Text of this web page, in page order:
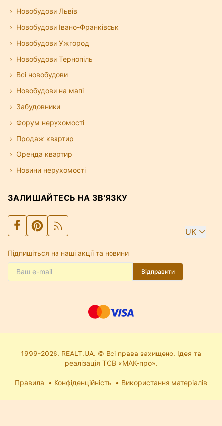
Новобудови Львів
Новобудови Івано-Франківськ
Новобудови Ужгород
Новобудови Тернопіль
Всі новобудови
Новобудови на мапі
Забудовники
Форум нерухомості
Продаж квартир
Оренда квартир
Новини нерухомості
ЗАЛИШАЙТЕСЬ НА ЗВ'ЯЗКУ
UK
Підпишіться на наші акції та новини
Відправити
1999-2026. REALT.UA. © Всі права захищено. Ідея та
реалізація ТОВ «МАК-про».
Правила Конфіденційність Використання матеріалів